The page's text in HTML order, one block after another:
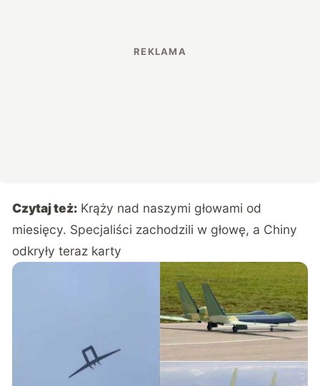
Czytaj też: Krąży nad naszymi głowami od
miesięcy. Specjaliści zachodzili w głowę, a Chiny
odkryły teraz karty